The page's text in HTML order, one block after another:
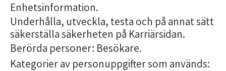
Enhetsinformation.
Underhålla, utveckla, testa och på annat sätt
säkerställa säkerheten på Karriärsidan.
Berörda personer: Besökare.
Kategorier av personuppgifter som används: